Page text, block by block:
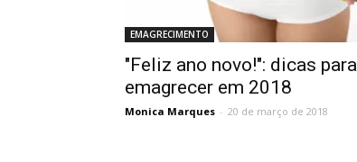
EMAGRECIMENTO
"Feliz ano novo!": dicas para
emagrecer em 2018
Monica Marques - 20 de março de 2018